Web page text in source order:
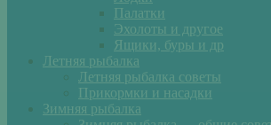
Палатки
Эхолоты и другое
Ящики, буры и др
Летняя рыбалка
Летняя рыбалка советы
Прикормки и насадки
Зимняя рыбалка